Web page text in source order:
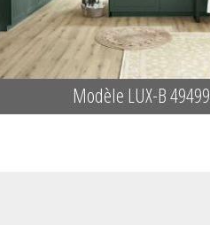
Modèle LUX-B 49499